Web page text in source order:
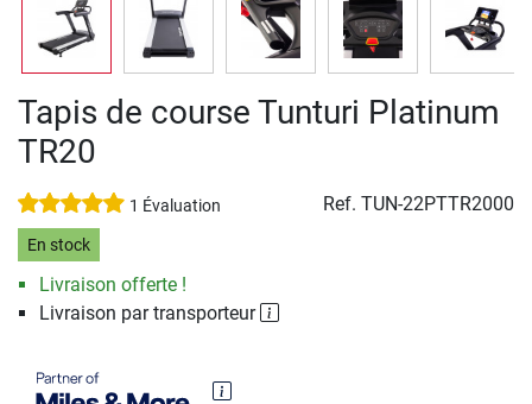
Tapis de course Tunturi Platinum
TR20
1 Évaluation Ref. TUN-22PTTR2000
En stock
Livraison offerte !
Livraison par transporteur